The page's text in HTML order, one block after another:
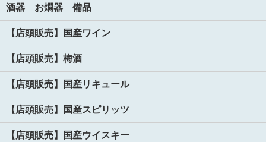
酒器 お燗器 備品
【店頭販売】国産ワイン
【店頭販売】梅酒
【店頭販売】国産リキュール
【店頭販売】国産スピリッツ
【店頭販売】国産ウイスキー